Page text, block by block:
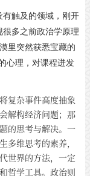
有触及的领域，刚开
多之前政治学原理
里突然获悉宝藏的
心理，对课程迸发
复杂事件高度抽象
解构经济问题；那
的思考与解决。一
多维思考的素养，
世界的方法，一定
哲学工具。政治则